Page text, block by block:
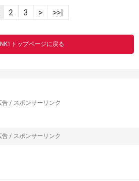
2 3 > >>|
トップページに戻る
告 / スポンサーリンク
告 / スポンサーリンク